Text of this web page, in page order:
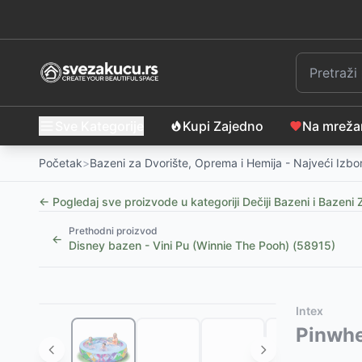
Kupi Zajedno Na
Početak>Bazeni za Dvorište, Oprema i Hemija - Najveći
← Pogledaj sve proizvode u kategoriji Dečiji Bazeni i Bazeni
←
Prethodni proizvod
Disney bazen - Vini Pu (Winnie The Pooh) (58915)
Igraonica na naduvavanje Potraga za zmajem,
Naduvavajuća igraonica za dvorište Stadon
Ovaj proizvod nije dostupan, pogledajte slične
Bestway 91099 Dečiji bazen na naduvavanje
Intex